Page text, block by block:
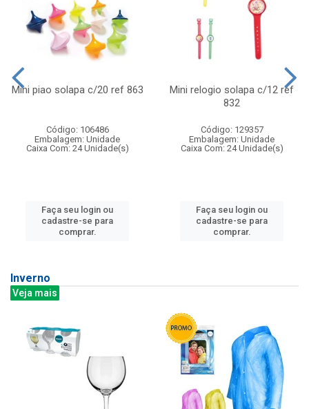
Mini piao solapa c/20 ref 863
Código: 106486
Embalagem: Unidade
Caixa Com: 24 Unidade(s)
Faça seu login ou
cadastre-se para
comprar.
Mini relogio solapa c/12 ref
832
Código: 129357
Embalagem: Unidade
Caixa Com: 24 Unidade(s)
Faça seu login ou
cadastre-se para
comprar.
Inverno
Veja mais